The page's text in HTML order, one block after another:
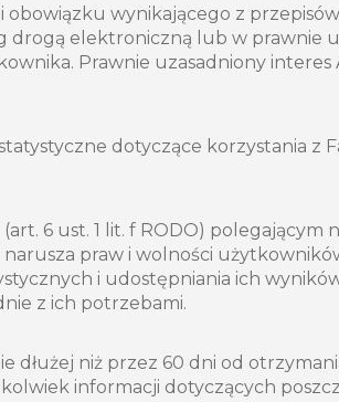
wynikającego z przepisów
elektroniczną lub w prawnie
Prawnie uzasadniony
dotyczące korzystania z
6 ust. 1 lit. f RODO) polegającym
praw i wolności
i udostępniania ich
z ich potrzebami.
dłużej niż przez 60 dni od
informacji dotyczących